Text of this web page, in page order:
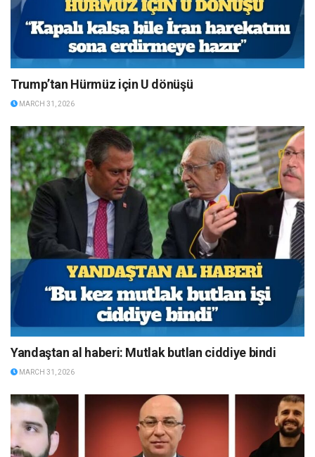
Trump’tan Hürmüz için U dönüşü
MARCH 31, 2026
Yandaştan al haberi: Mutlak butlan ciddiye bindi
MARCH 31, 2026